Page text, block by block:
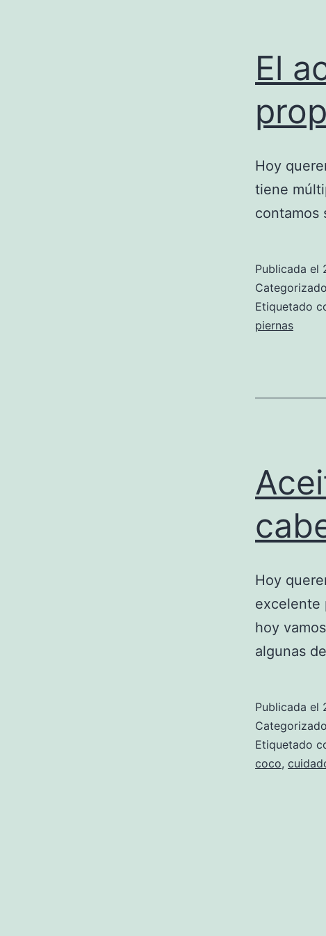
El
Hoy
tiene
contamos
Publicada el
Etiquetado
piernas
Hoy
excelente
hoy
algunas
Publicada el
Etiquetado
coco,